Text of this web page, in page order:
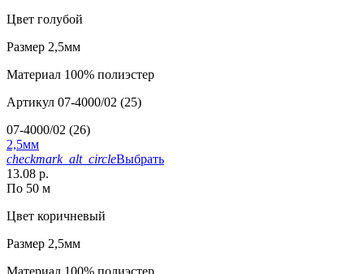
Цвет голубой
Размер 2,5мм
Материал 100% полиэстер
Артикул 07-4000/02 (25)
07-4000/02 (26)
2,5мм
checkmark_alt_circleВыбрать
13.08 р.
По 50 м
Цвет коричневый
Размер 2,5мм
Материал 100% полиэстер